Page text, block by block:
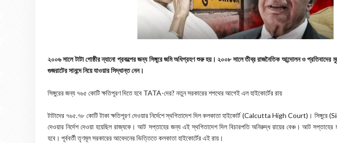
২০০৬ সালে টাটা গোষ্ঠীর ন্যানো প্রকল্পের জন্য সিঙ্গুরে জমি অধিগ্রহণ শুরু হয়। ২০০৮ সালে তীব্র রাজনৈতিক আন্দোলন ও প্রতিবাদের
গুজরাটের সানন্দে নিয়ে যাওয়ার সিদ্ধান্ত নেন।
সিঙ্গুরের জন্য ৭৬৫ কোটি ক্ষতিপূরণ দিতে হবে TATA-দের? নতুন সরকারের শপথের আগেই এল হাইকোর্টের রায়
টাটাদের ৭৬৫.৭৮ কোটি টাকা ক্ষতিপূরণ দেওয়ার নির্দেশে স্থগিতাদেশ দিল কলকাতা হাইকোর্ট (Calcutta High Court)। সিঙ্গুরে
দেওয়ার নির্দেশ দেওয়া হয়েছিল রাজ্যকে। আট সপ্তাহের জন্য এই স্থগিতাদেশ দিল বিচারপতি অনিরুদ্ধ রায়ের বেঞ্চ। আট সপ্তাহের
হবে। পূর্ববর্তী তৃণমূল সরকারের আবেদনের ভিত্তিতে কলকাতা হাইকোর্টের এই রায়।